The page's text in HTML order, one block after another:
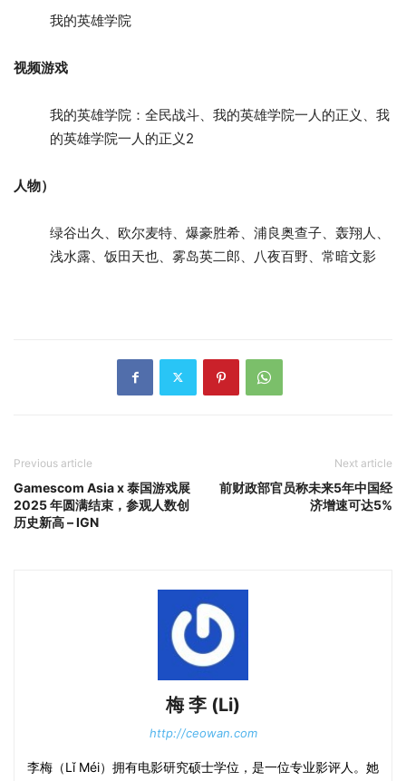
我的英雄学院
视频游戏
我的英雄学院：全民战斗、我的英雄学院一人的正义、我
的英雄学院一人的正义2
人物）
绿谷出久、欧尔麦特、爆豪胜希、浦良奥查子、轰翔人、
浅水露、饭田天也、雾岛英二郎、八夜百野、常暗文影
Previous article
Gamescom Asia x 泰国游戏展
2025 年圆满结束，参观人数创
历史新高 – IGN
Next article
前财政部官员称未来5年中国经
济增速可达5%
梅 李 (Li)
http://ceowan.com
李梅（Lǐ Méi）拥有电影研究硕士学位，是一位专业影评人。她